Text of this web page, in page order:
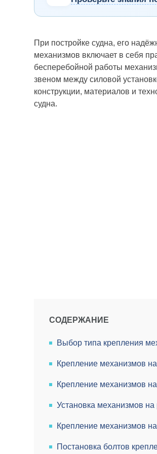
При постройке судна, его
механизмов включает в себя
бесперебойной работы
звеном между силовой
конструкции, материалов и
судна.
СОДЕРЖАНИЕ
Выбор типа крепления
Крепление механизмов
Крепление механизмов
Установка механизмов
Крепление механизмов
Постановка болтов